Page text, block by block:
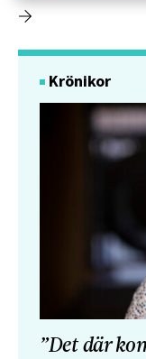
Krönikor
”Det där